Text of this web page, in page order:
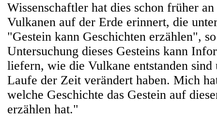
Wissenschaftler hat dies schon früher
Vulkanen auf der Erde erinnert, die
"Gestein kann Geschichten erzählen",
Untersuchung dieses Gesteins kann
liefern, wie die Vulkane entstanden
Laufe der Zeit verändert haben. Mich
welche Geschichte das Gestein auf
erzählen hat."